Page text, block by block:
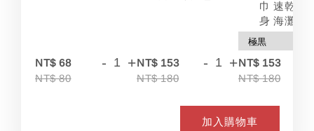
NT$ 68
NT$ 80
- +NT$ 153
NT$ 180
- +
巾 速乾 吸
身 海灘
NT$ 153
NT$ 180
加入購物車